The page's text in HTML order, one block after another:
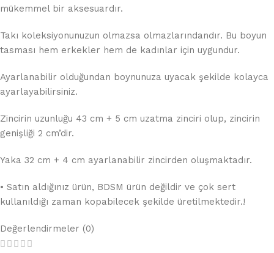
mükemmel bir aksesuardır.
Takı koleksiyonunuzun olmazsa olmazlarındandır. Bu boyun
tasması hem erkekler hem de kadınlar için uygundur.
Ayarlanabilir olduğundan boynunuza uyacak şekilde kolayca
ayarlayabilirsiniz.
Zincirin uzunluğu 43 cm + 5 cm uzatma zinciri olup, zincirin
genişliği 2 cm’dir.
Yaka 32 cm + 4 cm ayarlanabilir zincirden oluşmaktadır.
• Satın aldığınız ürün, BDSM ürün değildir ve çok sert
kullanıldığı zaman kopabilecek şekilde üretilmektedir.!
Değerlendirmeler (0)